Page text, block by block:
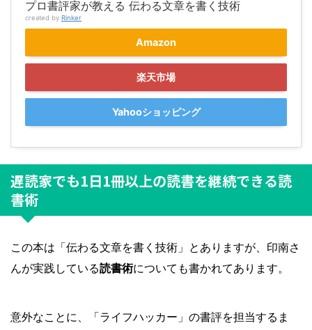
プロ書評家が教える 伝わる文章を書く技術
created by Rinker
Amazon
楽天市場
Yahooショッピング
遅読家でも1日1冊以上の読書を継続できる読
書術
この本は「伝わる文章を書く技術」とありますが、印南さ
んが実践している読書術についても書かれてあります。
意外なことに、「ライフハッカー」の書評を担当するま